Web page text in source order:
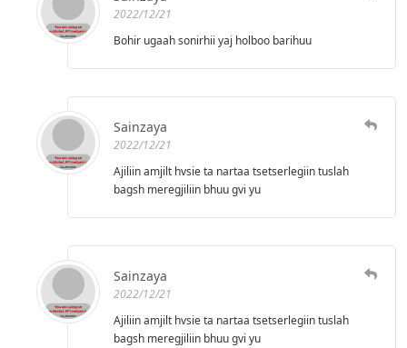
2022/12/21
Bohir ugaah sonirhii yaj holboo barihuu
Sainzaya
2022/12/21
Ajiliin amjilt hvsie ta nartaa tsetserlegiin tuslah
bagsh meregjiliin bhuu gvi yu
Sainzaya
2022/12/21
Ajiliin amjilt hvsie ta nartaa tsetserlegiin tuslah
bagsh meregjiliin bhuu gvi yu